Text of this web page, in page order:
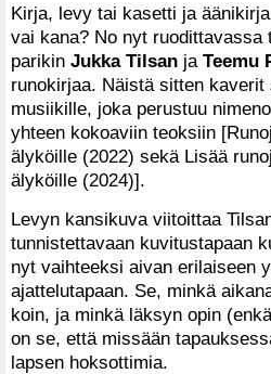
Kirja, levy tai kasetti ja
vai kana? No nyt ruodittavassa
parikin Jukka Tilsan ja Teemu
runokirjaa. Näistä sitten
musiikille, joka perustuu
yhteen kokoaviin teoksiin
älyköille (2022) sekä Lisää
älyköille (2024)].
Levyn kansikuva viitoittaa
tunnistettavaan kuvitustapaan
nyt vaihteeksi aivan erilaiseen
ajattelutapaan. Se, minkä
koin, ja minkä läksyn opin
on se, että missään
lapsen hoksottimia.